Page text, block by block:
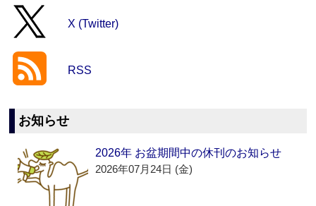
X (Twitter)
RSS
お知らせ
2026年 お盆期間中の休刊のお知らせ
2026年07月24日 (金)